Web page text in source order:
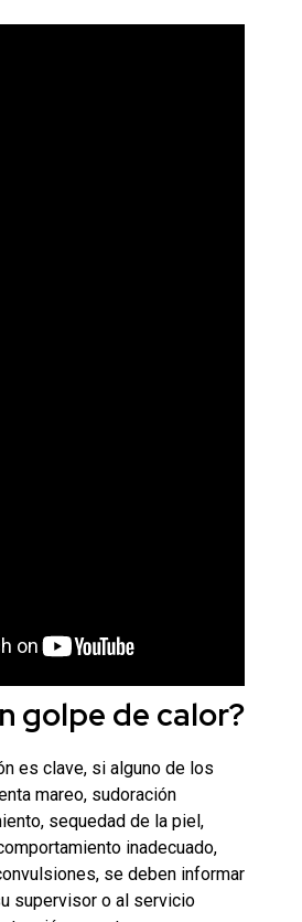
golpe de calor?
es clave, si alguno de los
mareo, sudoración
sequedad de la piel,
inadecuado,
se deben informar
supervisor o al servicio